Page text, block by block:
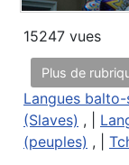
15247 vues
Plus de
Langues
(Slaves) , |
(peuples) , |